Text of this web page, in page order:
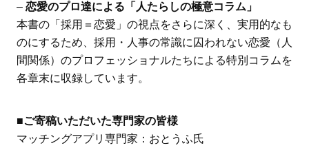
– 恋愛のプロ達による「人たらしの極意コラム」
本書の「採用＝恋愛」の視点をさらに深く、実用的なも
のにするため、採用・人事の常識に囚われない恋愛（人
間関係）のプロフェッショナルたちによる特別コラムを
各章末に収録しています。
■ご寄稿いただいた専門家の皆様
マッチングアプリ専門家：おとうふ氏